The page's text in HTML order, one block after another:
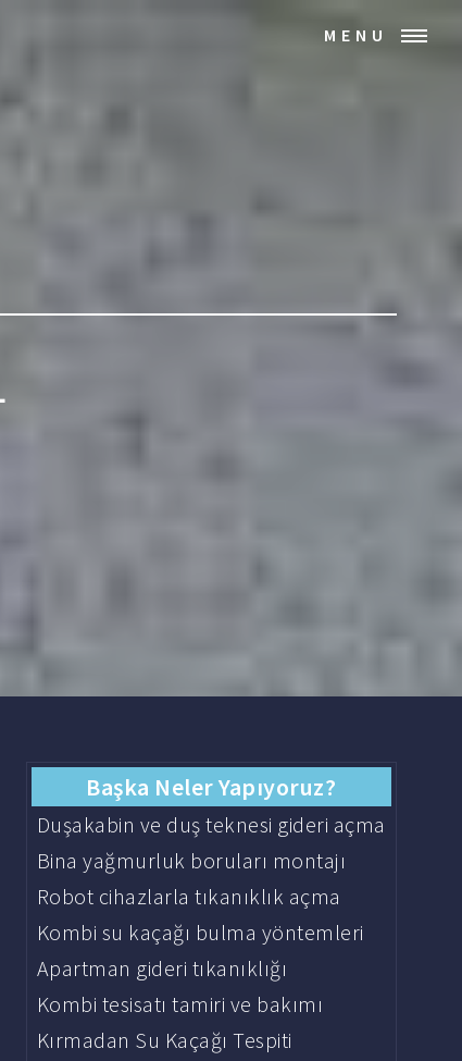
MENU
Başka Neler Yapıyoruz?
Duşakabin ve duş teknesi gideri açma
Bina yağmurluk boruları montajı
Robot cihazlarla tıkanıklık açma
Kombi su kaçağı bulma yöntemleri
Apartman gideri tıkanıklığı
Kombi tesisatı tamiri ve bakımı
Kırmadan Su Kaçağı Tespiti